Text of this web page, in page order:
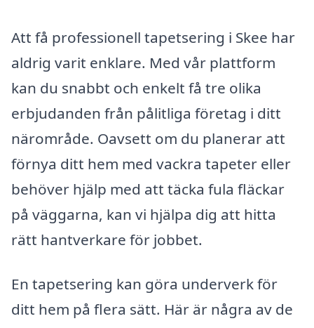
Att få professionell tapetsering i Skee har
aldrig varit enklare. Med vår plattform
kan du snabbt och enkelt få tre olika
erbjudanden från pålitliga företag i ditt
närområde. Oavsett om du planerar att
förnya ditt hem med vackra tapeter eller
behöver hjälp med att täcka fula fläckar
på väggarna, kan vi hjälpa dig att hitta
rätt hantverkare för jobbet.
En tapetsering kan göra underverk för
ditt hem på flera sätt. Här är några av de